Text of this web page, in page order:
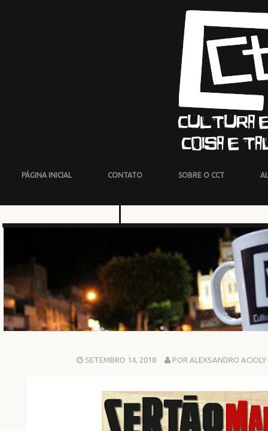
PÁGINA INICIAL CONTATO SOBRE O CCT
SETEMBRO 14, 2018 POR ALEXSANDRO ACIOLY